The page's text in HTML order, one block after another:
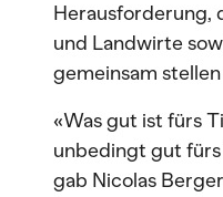
Herausforderung,
und Landwirte
gemeinsam
«Was gut ist fürs
unbedingt gut
gab Nicolas